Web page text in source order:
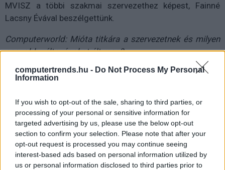
computertrends.hu - Do Not Process My Personal
Information
If you wish to opt-out of the sale, sharing to third parties, or
processing of your personal or sensitive information for
targeted advertising by us, please use the below opt-out
section to confirm your selection. Please note that after your
opt-out request is processed you may continue seeing
interest-based ads based on personal information utilized by
us or personal information disclosed to third parties prior to
MVISZ a többi szakmai szervezethez képest, Fainné
Lacsny Évával beszélgettünk.
Computerworld: Mióta titkára a szervezetnek és milyen
nagyobb változásokat élt meg?
Fainné Lacsny Éva:
Már 14 éve - e hosszú idő alatt
pedig sok minden történt az MVISZ életében.
is egyre több, ahogy nő a szervezet és bővülnek a
programok, lehetőségek. Könnyebb biztosan nem lesz a
munka, de ami a legfontosabb, hogy abszolút fölfelé
ívelő pályán haladunk, egyre több eredményt tudunk
felmutatni és egyre nagyobb az elismertségünk mind a
szövetségen belül, mind kívül. Azt látom, hogy nagy